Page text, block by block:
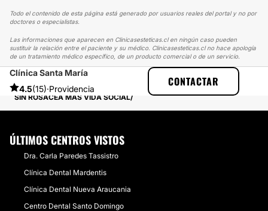
Todo el contenido de esta página está generado por usuarios reales del portal y no por
doctores o especialistas.
Las informaciones que aparecen en Clinicasesteticas.cl en ningún caso pueden
sustituir la relación entre el paciente y su médico. Clinicasesteticas.cl no hace apología
de un tratamiento médico específico, de un producto comercial o de un servicio.
Clínica Santa María
4.5(15)·Providencia
CONTACTAR
CLINICASESTETICAS
EXPERIENCIAS SOBRE ROSÁCEA
SIN ROSÁCEA MÁS VIDA SOCIAL
ÚLTIMOS CENTROS VISTOS
Dra. Carla Paredes Tassistro
Clínica Dental Mardentis
Clínica Dental Nueva Araucania
Centro Dental Santo Domingo